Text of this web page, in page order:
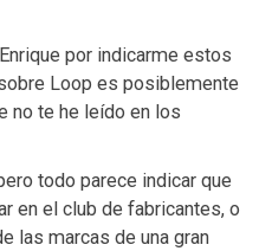
por indicarme estos
Loop es posiblemente
no te he leído en los
todo parece indicar que
en el club de fabricantes, o
las marcas de una gran